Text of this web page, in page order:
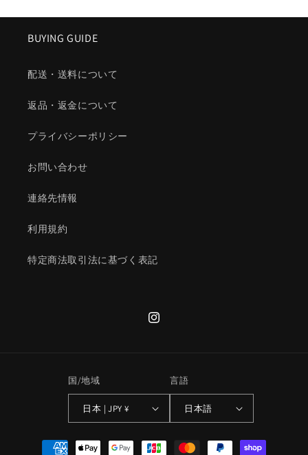
BUYING GUIDE
配送・送料について
返品・返金について
プライバシーポリシー
お問い合わせ
連絡先情報
利用規約
特定商法取引法に基づく表記
Instagram
国/地域
日本 | JPY ¥
言語
日本語